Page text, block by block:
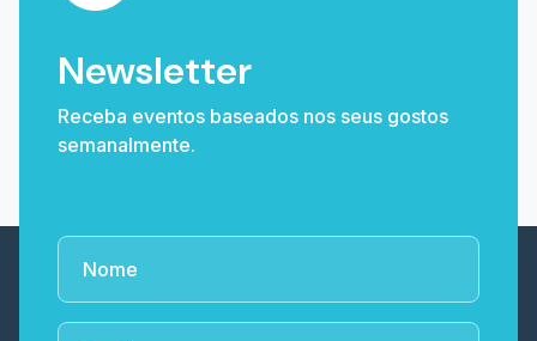
Newsletter
Receba eventos baseados nos seus gostos
semanalmente.